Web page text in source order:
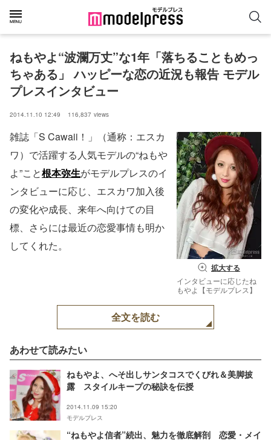
ねもやよ“波瀾万丈”な1年「落ちることもめっ
ちゃある」 ハッピーな恋の近況も報告 モデル
プレスインタビュー
2014.11.10 12:49 116,837 views
拡大する
インタビューに応じたね
もやよ【モデルプレス】
雑誌「S Cawaii！」（通称：エスカ
ワ）で活躍する人気モデルの“ねもや
よ”こと根本弥生がモデルプレスのイ
ンタビューに応じ、エスカワ加入後
の変化や成長、来年へ向けての目
標、さらには最近の恋愛事情も明か
してくれた。
全文を読む
あわせて読みたい
ねもやよ、へそ出しサンタコスでくびれ＆美脚披
露 スタイルキープの秘訣を伝授
2014.11.09 15:20
モデルプレス
“ねもやよ信者”続出、魅力を徹底解剖 恋愛・メイ